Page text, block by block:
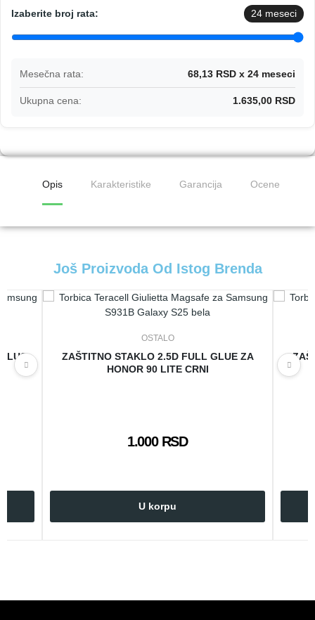
Izaberite broj rata: 24 meseci
Mesečna rata: 68,13 RSD x 24 meseci
Ukupna cena: 1.635,00 RSD
Opis Karakteristike Garancija Ocene
Još Proizvoda Od Istog Brenda
OSTALO
ZAŠTITNO STAKLO 2.5D FULL GLUE ZA
HONOR 90 LITE CRNI
1.000 RSD
U korpu